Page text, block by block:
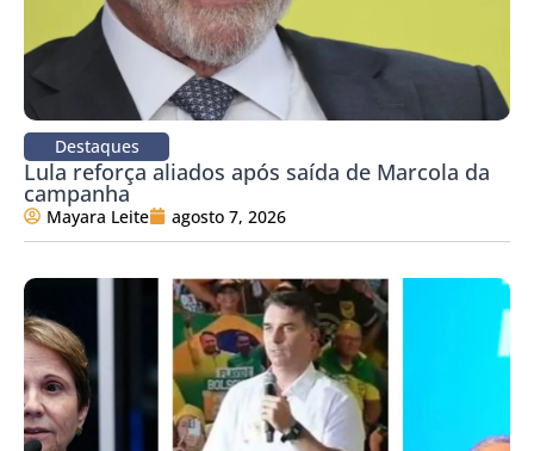
Destaques
Lula reforça aliados após saída de Marcola da
campanha
Mayara Leite agosto 7, 2026